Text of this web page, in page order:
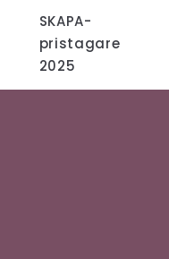
SKAPA-
pristagare
2025